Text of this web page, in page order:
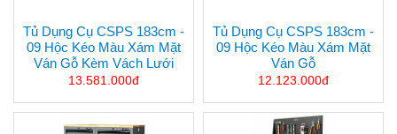
Tủ Dụng Cụ CSPS 183cm -
09 Hộc Kéo Màu Xám Mặt
Ván Gỗ Kèm Vách Lưới
13.581.000đ
Tủ Dụng Cụ CSPS 183cm -
09 Hộc Kéo Màu Xám Mặt
Ván Gỗ
12.123.000đ